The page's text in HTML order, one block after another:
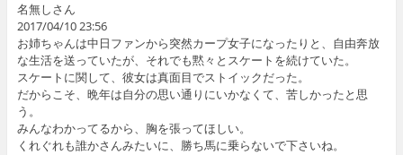
名無しさん
2017/04/10 23:56
お姉ちゃんは中日ファンから突然カープ女子になったりと、自由奔放
な生活を送っていたが、それでも黙々とスケートを続けていた。
スケートに関して、彼女は真面目でストイックだった。
だからこそ、晩年は自分の思い通りにいかなくて、苦しかったと思
う。
みんなわかってるから、胸を張ってほしい。
くれぐれも誰かさんみたいに、勝ち馬に乗らないで下さいね。